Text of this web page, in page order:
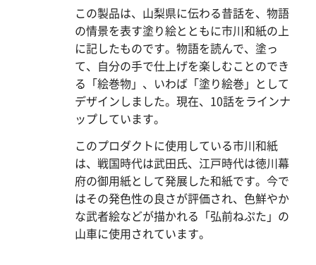
この製品は、山梨県に伝わる昔話を、物語
の情景を表す塗り絵とともに市川和紙の上
に記したものです。物語を読んで、塗っ
て、自分の手で仕上げを楽しむことのでき
る「絵巻物」、いわば「塗り絵巻」として
デザインしました。現在、10話をラインナ
ップしています。
このプロダクトに使用している市川和紙
は、戦国時代は武田氏、江戸時代は徳川幕
府の御用紙として発展した和紙です。今で
はその発色性の良さが評価され、色鮮やか
な武者絵などが描かれる「弘前ねぷた」の
山車に使用されています。